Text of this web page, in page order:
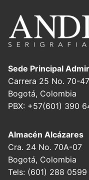
Sede Principal
Carrera 25 No. 70-47
Bogotá, Colombia
PBX: +57(601) 390
Almacén Alcázares
Cra. 24 No. 70A-07
Bogotá, Colombia
Tels: (601) 288